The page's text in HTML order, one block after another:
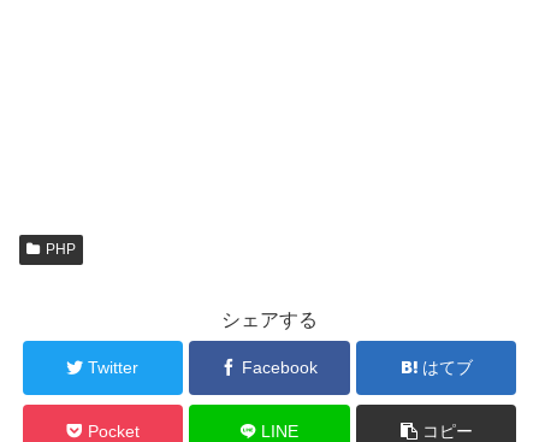
PHP
シェアする
Twitter Facebook はてブ
Pocket LINE コピー